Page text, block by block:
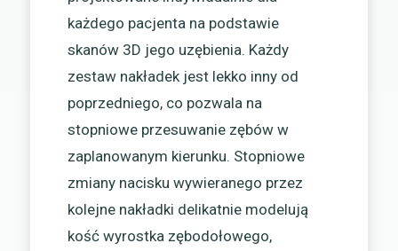
każdego pacjenta na podstawie
skanów 3D jego uzębienia. Każdy
zestaw nakładek jest lekko inny od
poprzedniego, co pozwala na
stopniowe przesuwanie zębów w
zaplanowanym kierunku. Stopniowe
zmiany nacisku wywieranego przez
kolejne nakładki delikatnie modelują
kość wyrostka zębodołowego,